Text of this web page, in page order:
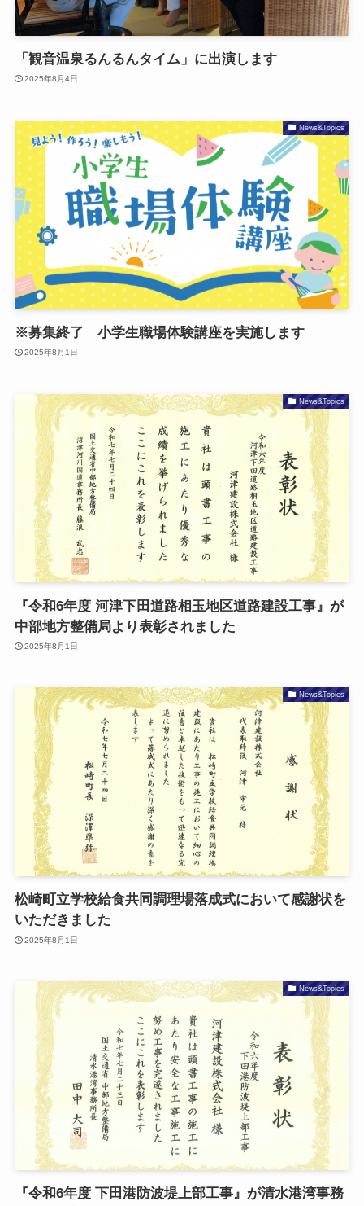
「観音温泉るんるんタイム」に出演します
2025年8月4日
News&Topics
※募集終了 小学生職場体験講座を実施します
2025年8月1日
News&Topics
『令和6年度 河津下田道路相玉地区道路建設工事』が
中部地方整備局より表彰されました
2025年8月1日
News&Topics
松崎町立学校給食共同調理場落成式において感謝状を
いただきました
2025年8月1日
News&Topics
『令和6年度 下田港防波堤上部工事』が清水港湾事務